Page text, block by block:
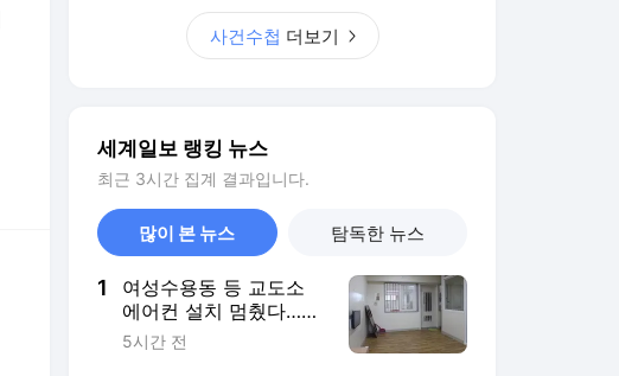
사건수첩 더보기
세계일보 랭킹 뉴스
최근 3시간 집계 결과입니다.
많이 본 뉴스 탐독한 뉴스
1
여성수용동 등 교도소
에어컨 설치 멈췄다…폭
염 속 37도 치솟은 수용
5시간 전